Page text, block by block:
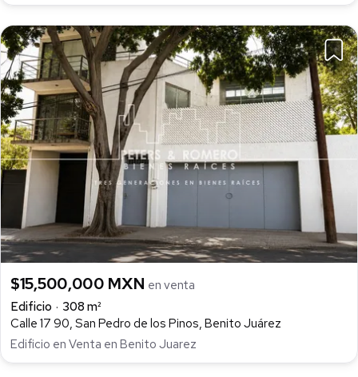
$15,500,000 MXN en venta
Edificio
308 m²
Calle 17 90, San Pedro de los Pinos, Benito Juárez
Edificio en Venta en Benito Juarez